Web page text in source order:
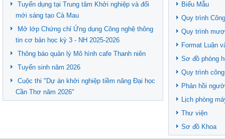
Tuyển dụng tại Trung tâm Khởi nghiệp và đổi
mới sáng tạo Cà Mau
Mở lớp Chứng chỉ Ứng dụng Công nghệ thông
tin cơ bản học kỳ 3 - NH 2025-2026
Thông báo quản lý Mô hình cafe Thanh niên
Tuyển sinh năm 2026
Cuộc thi "Dự án khởi nghiệp tiềm năng Đại học
Cần Thơ năm 2026"
Biểu Mẫu
Quy trình
Quy trình
Format Luận
Sơ đồ phòng
Quy trình
Phản hồi
Lịch phòng
Thư viện
Sơ đồ Khoa